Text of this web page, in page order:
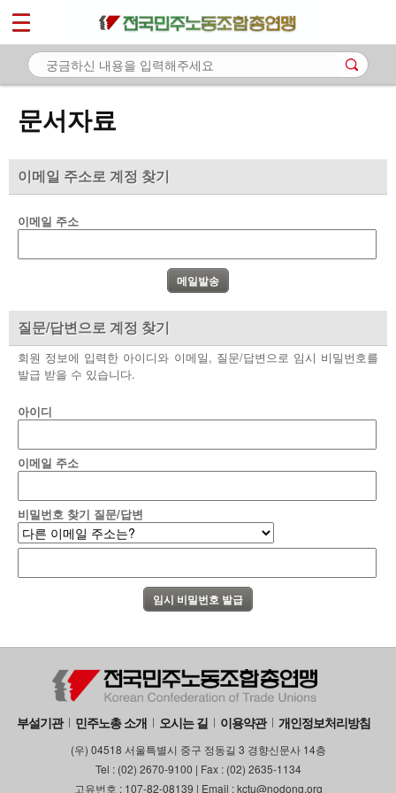
문서자료
이메일 주소로 계정 찾기
이메일 주소
질문/답변으로 계정 찾기
회원 정보에 입력한 아이디와 이메일, 질문/답변으로 임시 비밀번호를
발급 받을 수 있습니다.
아이디
이메일 주소
비밀번호 찾기 질문/답변
부설기관 민주노총 소개 오시는 길 이용약관 개인정보처리방침
(우) 04518 서울특별시 중구 정동길 3 경향신문사 14층
Tel : (02) 2670-9100 | Fax : (02) 2635-1134
고유번호 : 107-82-08139 | Email : kctu@nodong.org
마이페이지
소개
노동상담
자료
- 카드뉴스
부설기관